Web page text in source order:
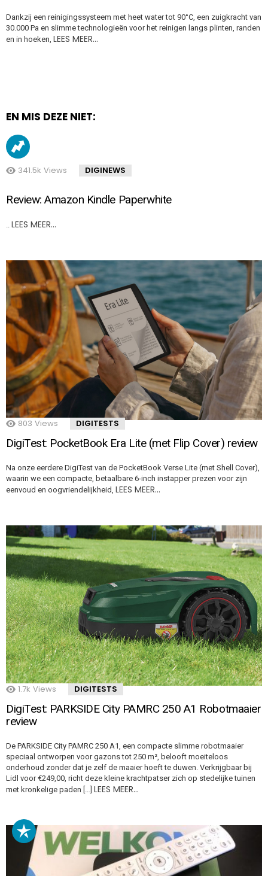
Dankzij een reinigingssysteem met heet water tot 90°C, een zuigkracht van
30.000 Pa en slimme technologieën voor het reinigen langs plinten, randen
en in hoeken, LEES MEER…
EN MIS DEZE NIET:
341.5k Views DIGINEWS
Review: Amazon Kindle Paperwhite
LEES MEER…
803 Views DIGITESTS
DigiTest: PocketBook Era Lite (met Flip Cover) review
Na onze eerdere DigiTest van de PocketBook Verse Lite (met Shell Cover),
waarin we een compacte, betaalbare 6-inch instapper prezen voor zijn
eenvoud en oogvriendelijkheid, LEES MEER…
1.7k Views DIGITESTS
DigiTest: PARKSIDE City PAMRC 250 A1 Robotmaaier
review
De PARKSIDE City PAMRC 250 A1, een compacte slimme robotmaaier
speciaal ontworpen voor gazons tot 250 m², belooft moeiteloos
onderhoud zonder dat je zelf de maaier hoeft te duwen. Verkrijgbaar bij
Lidl voor €249,00, richt deze kleine krachtpatser zich op stedelijke tuinen
met kronkelige paden […] LEES MEER…